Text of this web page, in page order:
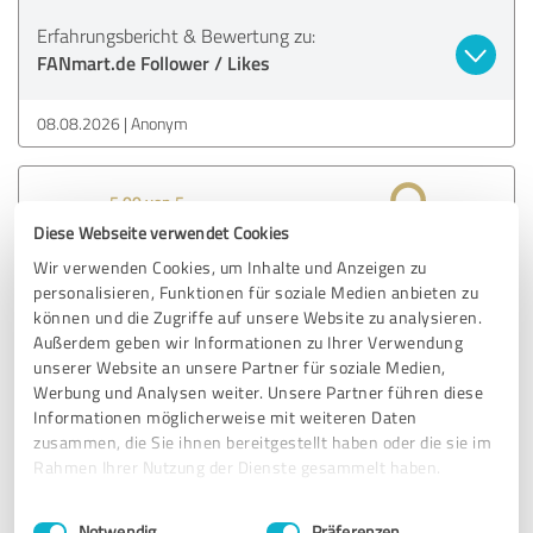
Diese Webseite verwendet Cookies
Wir verwenden Cookies, um Inhalte und Anzeigen zu
personalisieren, Funktionen für soziale Medien anbieten zu
können und die Zugriffe auf unsere Website zu analysieren.
Außerdem geben wir Informationen zu Ihrer Verwendung
unserer Website an unsere Partner für soziale Medien,
Werbung und Analysen weiter. Unsere Partner führen diese
Informationen möglicherweise mit weiteren Daten
zusammen, die Sie ihnen bereitgestellt haben oder die sie im
Rahmen Ihrer Nutzung der Dienste gesammelt haben.
Impressum Datenschutzbestimmungen
Einwilligungsauswahl
Erfahrungsbericht & Bewertung zu:
FANmart.de Follower / Likes
08.08.2026 Anonym
5,00 von 5
SEHR GUT Empfehlung
Alles wunderbar, vielen Dank.
Erfahrungsbericht & Bewertung zu:
FANmart.de Follower / Likes